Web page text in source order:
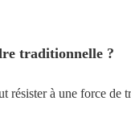
traditionnelle ?
résister à une force de